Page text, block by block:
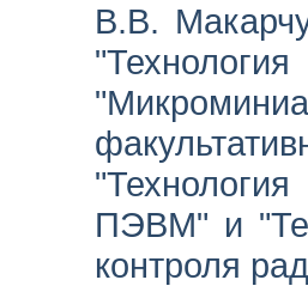
В.В.
"Технология
ПЭВМ" и
контроля